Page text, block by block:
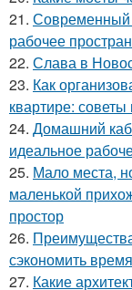
21. Современный
рабочее
22. Слава в
23. Как
квартире: советы
24. Домашний
идеальное
25. Мало места,
маленькой
простор
26.
сэкономить
27. Какие